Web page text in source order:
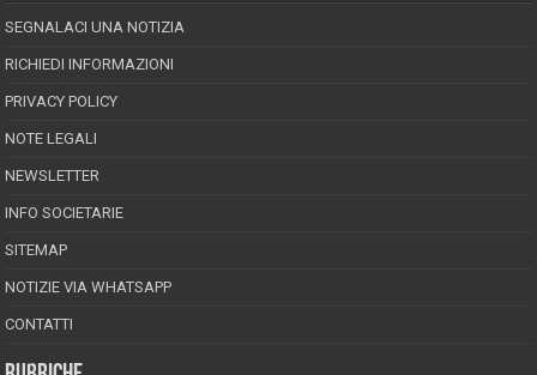
SEGNALACI UNA NOTIZIA
RICHIEDI INFORMAZIONI
PRIVACY POLICY
NOTE LEGALI
NEWSLETTER
INFO SOCIETARIE
SITEMAP
NOTIZIE VIA WHATSAPP
CONTATTI